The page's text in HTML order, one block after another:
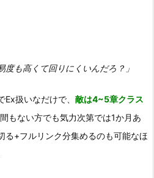
度も高くて回りにくいんだろ？」
扱いなだけで、 敵は4~5章クラス
もない方でも気力次第では1か月あ
る+フルリンク分集めるのも可能なほ